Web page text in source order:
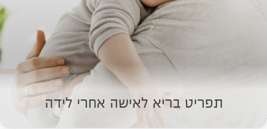
תפריט בריא לאישה אחרי לידה